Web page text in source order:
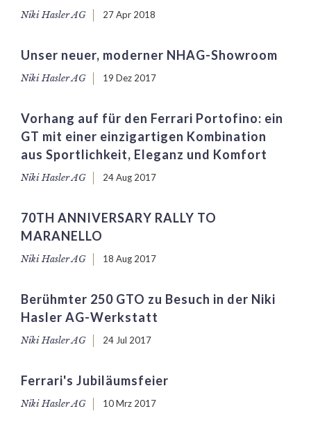
Niki Hasler AG 27 Apr 2018
Unser neuer, moderner NHAG-Showroom
Niki Hasler AG 19 Dez 2017
Vorhang auf für den Ferrari Portofino: ein
GT mit einer einzigartigen Kombination
aus Sportlichkeit, Eleganz und Komfort
Niki Hasler AG 24 Aug 2017
70TH ANNIVERSARY RALLY TO
MARANELLO
Niki Hasler AG 18 Aug 2017
Berühmter 250 GTO zu Besuch in der Niki
Hasler AG-Werkstatt
Niki Hasler AG 24 Jul 2017
Ferrari's Jubiläumsfeier
Niki Hasler AG 10 Mrz 2017